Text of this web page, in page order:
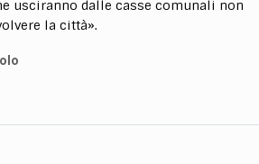
usciranno dalle casse comunali non
la città».